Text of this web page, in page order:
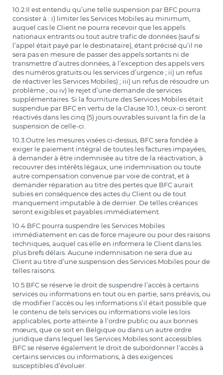
10.2.Il est entendu qu’une telle suspension par BFC pourra
consister à : i) limiter les Services Mobiles au minimum,
auquel cas le Client ne pourra recevoir que les appels
nationaux entrants ou tout autre trafic de données (sauf si
l’appel était payé par le destinataire), étant précisé qu’il ne
sera pas en mesure de passer des appels sortants ni de
transmettre d’autres données, à l’exception des appels vers
des numéros gratuits ou les services d’urgence ; ii) un refus
de réactiver les Services Mobiles) ; iii) un refus de résoudre un
problème ; ou iv) le rejet d’une demande de services
supplémentaires. Si la fourniture des Services Mobiles était
suspendue par BFC en vertu de la Clause 10.1, ceux-ci seront
réactivés dans les cinq (5) jours ouvrables suivant la fin de la
suspension de celle-ci.
10.3.Outre les mesures visées ci-dessus, BFC sera fondée à
exiger le paiement intégral de toutes les factures impayées,
à demander à être indemnisée au titre de la réactivation, à
recouvrer des intérêts légaux, une indemnisation ou toute
autre compensation convenue par voie de contrat, et à
demander réparation au titre des pertes que BFC aurait
subies en conséquence des actes du Client ou de tout
manquement imputable à de dernier. De telles créances
seront exigibles et payables immédiatement.
10.4.BFC pourra suspendre les Services Mobiles
immédiatement en cas de force majeure ou pour des raisons
techniques, auquel cas elle en informera le Client dans les
plus brefs délais. Aucune indemnisation ne sera due au
Client au titre d’une suspension des Services Mobiles pour de
telles raisons.
10.5.BFC se réserve le droit de suspendre l’accès à certains
services ou informations en tout ou en partie, sans préavis, ou
de modifier l’accès ou les informations s’il était possible que
le contenu de tels services ou informations viole les lois
applicables, porte atteinte à l’ordre public ou aux bonnes
mœurs, que ce soit en Belgique ou dans un autre ordre
juridique dans lequel les Services Mobiles sont accessibles.
BFC se réserve également le droit de subordonner l’accès à
certains services ou informations, à des exigences
susceptibles d’évoluer.